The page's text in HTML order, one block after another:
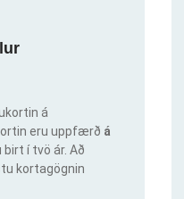
á
eru uppfærð á
birt í tvö ár. Að
kortagögnin